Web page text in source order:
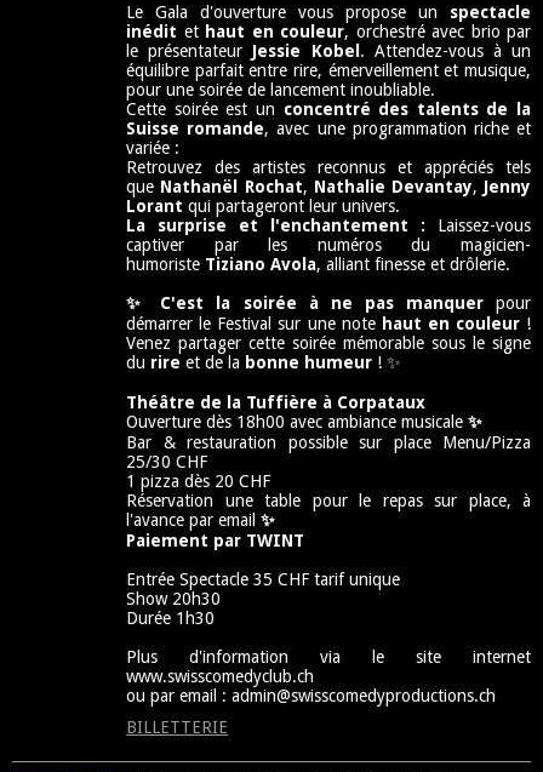
Le Gala d'ouverture vous propose un spectacle
inédit et haut en couleur, orchestré avec brio par
le présentateur Jessie Kobel . Attendez-vous à un
équilibre parfait entre rire, émerveillement et musique,
pour une soirée de lancement inoubliable.
Cette soirée est un concentré des talents de la
Suisse romande, avec une programmation riche et
variée :
Retrouvez des artistes reconnus et appréciés tels
que Nathanël Rochat, Nathalie Devantay, Jenny
Lorant qui partageront leur univers.
La surprise et l'enchantement : Laissez-vous
captiver par les numéros du magicien-
humoriste Tiziano Avola, alliant finesse et drôlerie.
✨ C'est la soirée à ne pas manquerpour
démarrer le Festival sur une note haut en couleur!
Venez partager cette soirée mémorable sous le signe
du rire et de la bonne humeur !✨
Théâtre de la Tuffière à Corpataux
Ouverture dès 18h00 avec ambiance musicale✨
Bar & restauration possible sur place Menu/Pizza
25/30 CHF
1 pizza dès 20 CHF
Réservation une table pour le repas sur place, à
l'avance par email✨
Paiement par TWINT
Entrée Spectacle 35 CHF tarif unique
Show 20h30
Durée 1h30
Plus d'information via le site internet
www.swisscomedyclub.ch
ou par email : admin@swisscomedyproductions.ch
BILLETTERIE